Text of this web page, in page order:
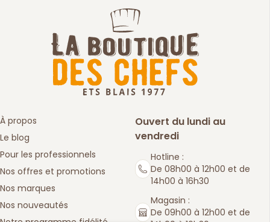
À propos
Le blog
Pour les professionnels
Nos offres et promotions
Nos marques
Nos nouveautés
Ouvert du lundi au
vendredi
Hotline :
De 08h00 à 12h00 et de
14h00 à 16h30
Magasin :
De 09h00 à 12h00 et de